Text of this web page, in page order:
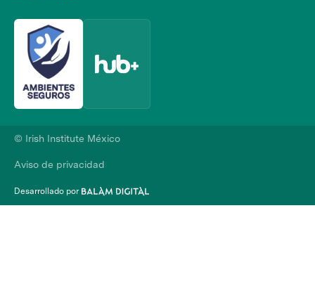
© Irish Institute México
Aviso de privacidad
Desarrollado por